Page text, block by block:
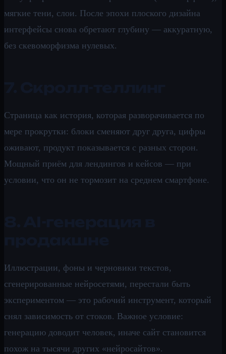
мягкие тени, слои. После эпохи плоского дизайна
интерфейсы снова обретают глубину — аккуратную,
без скевоморфизма нулевых.
Страница как история, которая разворачивается по
мере прокрутки: блоки сменяют друг друга, цифры
оживают, продукт показывается с разных сторон.
Мощный приём для лендингов и кейсов — при
условии, что он не тормозит на среднем смартфоне.
Иллюстрации, фоны и черновики текстов,
сгенерированные нейросетями, перестали быть
экспериментом — это рабочий инструмент, который
снял зависимость от стоков. Важное условие:
генерацию доводит человек, иначе сайт становится
похож на тысячи других «нейросайтов».